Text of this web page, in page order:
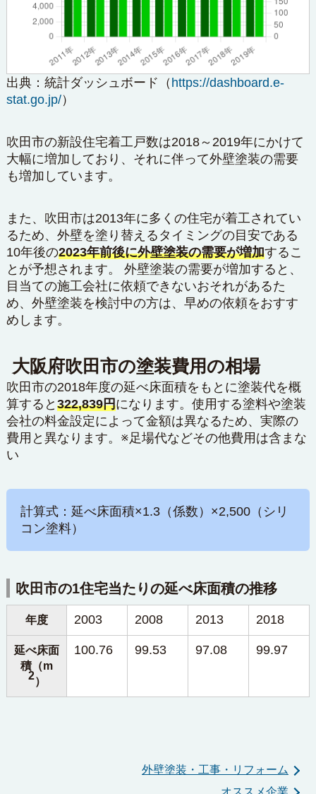
出典： 統計ダッシュボード （ https://dashboard.e-
stat.go.jp/）
吹田市の新設住宅着工戸数は2018～2019年にかけて
大幅に増加しており、それに伴って外壁塗装の需要
も増加しています。
また、吹田市は2013年に多くの住宅が着工されてい
るため、外壁を塗り替えるタイミングの目安である
10年後の2023年前後に外壁塗装の需要が増加するこ
とが予想されます。 外壁塗装の需要が増加すると、
目当ての施工会社に依頼できないおそれがあるた
め、外壁塗装を検討中の方は、早めの依頼をおすす
めします。
大阪府吹田市の塗装費用の相場
吹田市の2018年度の延べ床面積をもとに塗装代を概
算すると 322,839円になります。使用する塗料や塗装
会社の料金設定によって金額は異なるため、実際の
費用と異なります。※足場代などその他費用は含まな
い
計算式：延べ床面積×1.3（係数）×2,500（シリ
コン塗料）
吹田市の1住宅当たりの延べ床面積の推移
年度 2003 2008 2013 2018
延べ床面
積（m
2）
100.76 99.53 97.08 99.97
外壁塗装・工事・リフォーム